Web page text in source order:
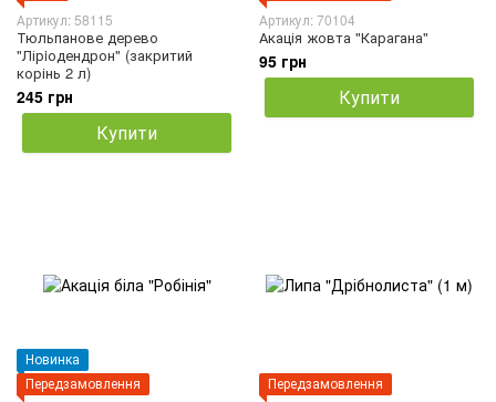
Артикул: 58115
Тюльпанове дерево
"Лірiодендрон" (закритий
корінь 2 л)
245 грн
Купити
Артикул: 70104
Акація жовта "Карагана"
95 грн
Купити
Новинка
Передзамовлення
Передзамовлення